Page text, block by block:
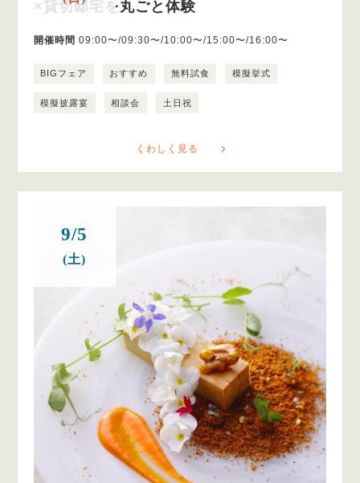
×貸切邸宅を丸ごと体験
開催時間 09:00〜/09:30〜/10:00〜/15:00〜/16:00〜
BIGフェア おすすめ 無料試食 模擬挙式
模擬披露宴 相談会 土日祝
くわしく見る
9/5
(土)